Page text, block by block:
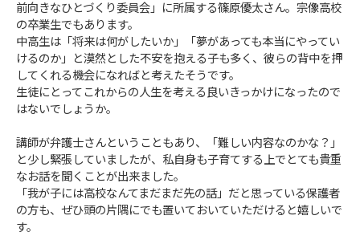
前向きなひとづくり委員会」に所属する篠原優太さん。宗像高校
の卒業生でもあります。
中高生は「将来は何がしたいか」「夢があっても本当にやってい
けるのか」と漠然とした不安を抱える子も多く、彼らの背中を押
してくれる機会になればと考えたそうです。
生徒にとってこれからの人生を考える良いきっかけになったので
はないでしょうか。
講師が弁護士さんということもあり、「難しい内容なのかな？」
と少し緊張していましたが、私自身も子育てする上でとても貴重
なお話を聞くことが出来ました。
「我が子には高校なんてまだまだ先の話」だと思っている保護者
の方も、ぜひ頭の片隅にでも置いておいていただけると嬉しいで
す。